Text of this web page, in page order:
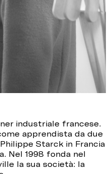
industriale francese.
apprendista da due
Starck in Francia
Nel 1998 fonda nel
la sua società: la